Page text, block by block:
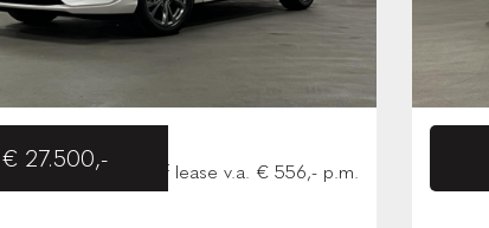
€ 27.500,- of lease v.a. € 556,- p.m.